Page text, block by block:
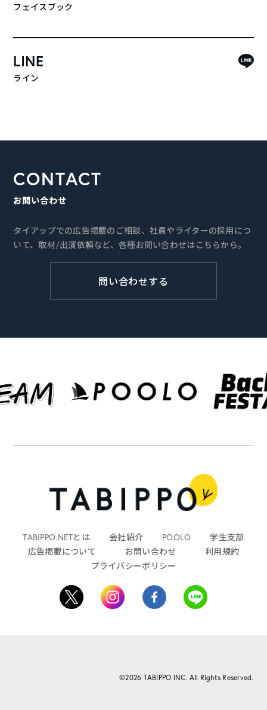
フェイスブック
LINE
ライン
CONTACT
お問い合わせ
タイアップでの広告掲載のご相談、社員やライターの採用につ
いて、取材/出演依頼など、各種お問い合わせはこちらから。
問い合わせする
TABIPPO.NETとは 会社紹介 POOLO
学生支部
広告掲載について
お問い合わせ
利用規約
プライバシーポリシー
©2026 TABIPPO INC. All Rights Reserved.